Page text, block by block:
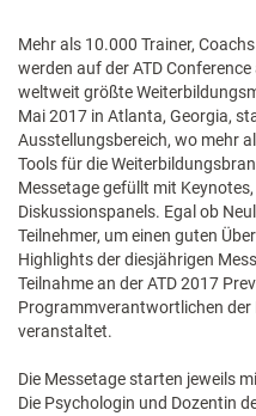
Mehr als 10.000 Trainer,
werden auf der ATD
weltweit größte
Mai 2017 in Atlanta, Georgia,
Ausstellungsbereich, wo mehr
Tools für die
Messetage gefüllt mit
Diskussionspanels. Egal ob
Teilnehmer, um einen guten
Highlights der diesjährigen
Teilnahme an der ATD 2017
Programmverantwortlichen der
veranstaltet.
Die Messetage starten jeweils
Die Psychologin und Dozentin